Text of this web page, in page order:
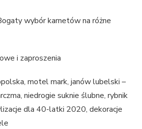
wybór karnetów na różne
i zaproszenia
motel mark, janów lubelski –
niedrogie suknie ślubne, rybnik
dla 40-latki 2020, dekoracje